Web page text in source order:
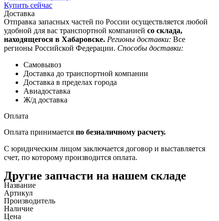
Купить сейчас
Доставка
Отправка запасных частей по России осуществляется любой
удобной для вас транспортной компанией со склада,
находящегося в Хабаровске. Регионы доставки: Все
регионы Российской Федерации. Способы доставки:
Самовывоз
Доставка до транспортной компании
Доставка в пределах города
Авиадоставка
Ж/д доставка
Оплата
Оплата принимается по безналичному расчету.
С юридическим лицом заключается договор и выставляется
счет, по которому производится оплата.
Другие запчасти на нашем складе
Название
Артикул
Производитель
Наличие
Цена